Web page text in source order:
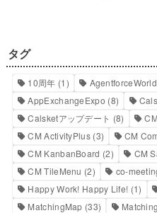
タグ
10周年 (1)
AppExchangeExpo (8)
Calsketアップデート (8)
CM ActivityPlus(3) CM
CM KanbanBoard (2) CM
CM TileMenu (2) co-
Happy Work! Happy Life! (1)
MatchingMap (33)